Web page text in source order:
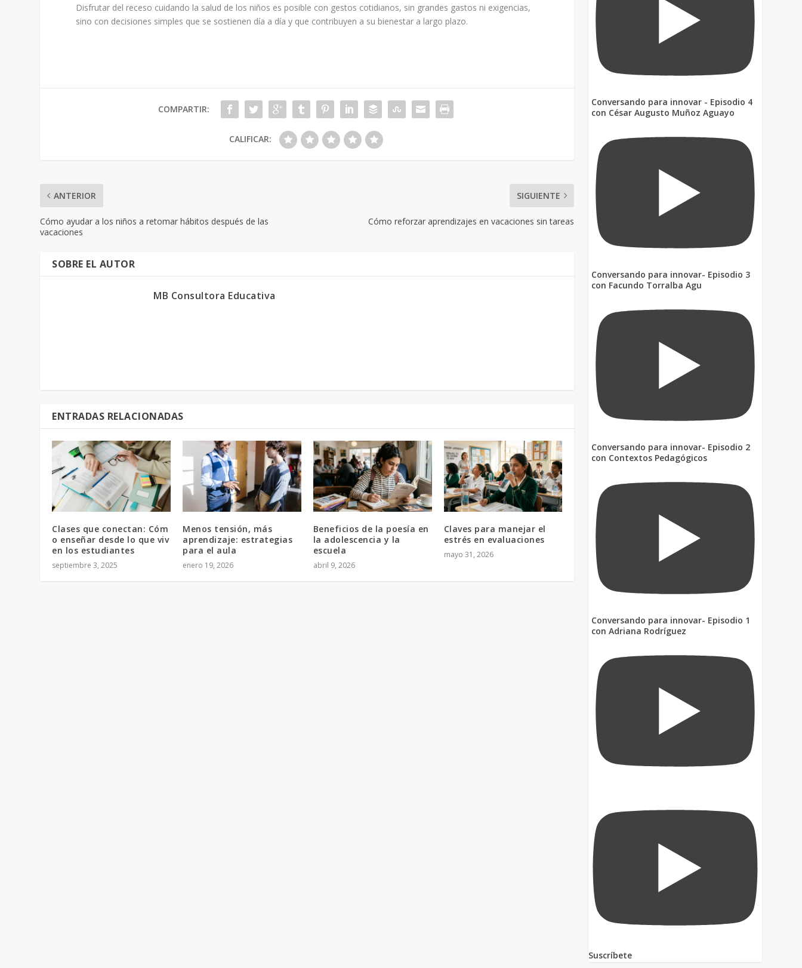
Disfrutar del receso cuidando la salud de los niños es posible con gestos cotidianos, sin grandes gastos ni exigencias,
sino con decisiones simples que se sostienen día a día y que contribuyen a su bienestar a largo plazo.
COMPARTIR:
CALIFICAR:
ANTERIOR
Cómo ayudar a los niños a retomar hábitos después de las
vacaciones
SIGUIENTE
Cómo reforzar aprendizajes en vacaciones sin tareas
SOBRE EL AUTOR
MB Consultora Educativa
ENTRADAS RELACIONADAS
Clases que conectan: Cóm
o enseñar desde lo que viv
en los estudiantes
septiembre 3, 2025
Menos tensión, más
aprendizaje: estrategias
para el aula
enero 19, 2026
Beneficios de la poesía en
la adolescencia y la
escuela
abril 9, 2026
Claves para manejar el
estrés en evaluaciones
mayo 31, 2026
Conversando para innovar - Episodio 4
con César Augusto Muñoz Aguayo
Conversando para innovar- Episodio 3
con Facundo Torralba Agu
Conversando para innovar- Episodio 2
con Contextos Pedagógicos
Conversando para innovar- Episodio 1
con Adriana Rodríguez
Suscríbete